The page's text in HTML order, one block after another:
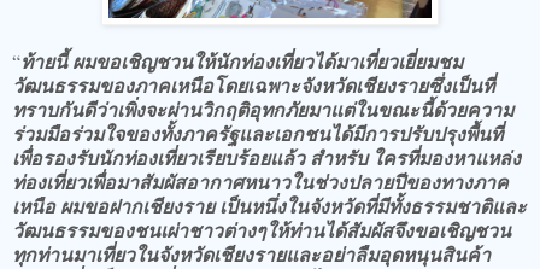
“ท้ายนี้ ผมขอเชิญชวนให้นักท่องเที่ยวได้มาเที่ยวเยี่ยมชม
วัฒนธรรมของภาคเหนือโดยเฉพาะจังหวัดเชียงรายซึ่งเป็นที่
ทราบกันดีว่าเพิ่งจะผ่านวิกฤติอุทกภัยมาแต่ในขณะนี้ด้วยความ
ร่วมมือร่วมใจของทั้งภาครัฐและเอกชนได้มีการปรับปรุงพื้นที่
เพื่อรองรับนักท่องเที่ยวเรียบร้อยแล้ว สำหรับ ใครที่มองหาแหล่ง
ท่องเที่ยวเพื่อมาสัมผัสอากาศหนาวในช่วงปลายปีของทางภาค
เหนือ ผมขอฝากเชียงราย เป็นหนึ่งในจังหวัดที่มีทั้งธรรมชาติและ
วัฒนธรรมของชนเผ่าชาวต่างๆให้ท่านได้สัมผัสจึงขอเชิญชวน
ทุกท่านมาเที่ยวในจังหวัดเชียงรายและอย่าลืมอุดหนุนสินค้า